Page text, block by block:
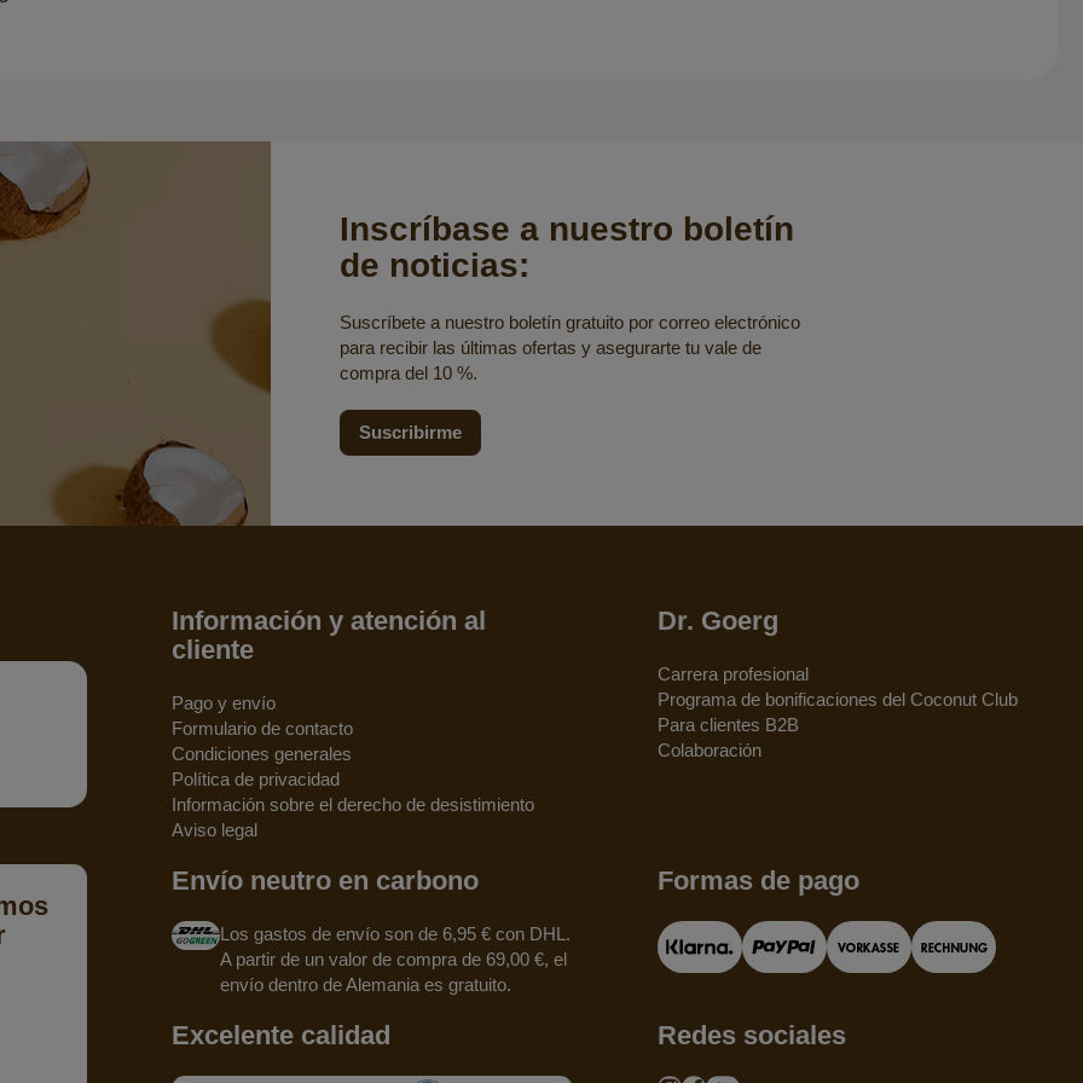
Inscríbase a nuestro boletín
de noticias:
Suscríbete a nuestro boletín gratuito por correo electrónico
para recibir las últimas ofertas y asegurarte tu vale de
compra del 10 %.
Suscribirme
Información y atención al
cliente
Pago y envío
Formulario de contacto
Condiciones generales
Política de privacidad
Información sobre el derecho de desistimiento
Aviso legal
Dr. Goerg
Carrera profesional
Programa de bonificaciones del Coconut Club
Para clientes B2B
Colaboración
Envío neutro en carbono
Los gastos de envío son de 6,95 € con DHL.
A partir de un valor de compra de 69,00 €, el
envío dentro de Alemania es gratuito.
Formas de pago
Excelente calidad Redes sociales